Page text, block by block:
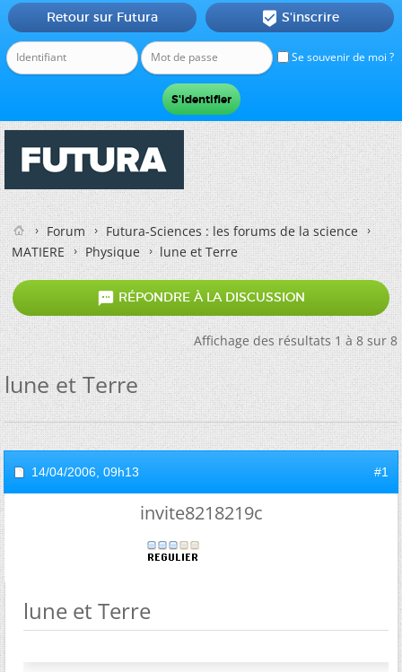
Se souvenir de moi ?
Retour sur Futura  S'inscrire
Forum
Futura-Sciences : les forums de la science
MATIERE
Physique lune et Terre
 RÉPONDRE À LA DISCUSSION
Affichage des résultats 1 à 8 sur 8
lune et Terre
14/04/2006, 09h13 #1
invite8218219c
lune et Terre